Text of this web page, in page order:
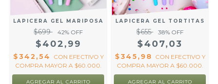
LAPICERA GEL MARIPOSA
$699 42% OFF
$402,99
$342,54 CON EFECTIVO Y
COMPRA MAYOR A $60.000.
LAPICERA GEL TORTITAS
$655 38% OFF
$407,03
$345,98 CON EFECTIVO Y
COMPRA MAYOR A $60.000.